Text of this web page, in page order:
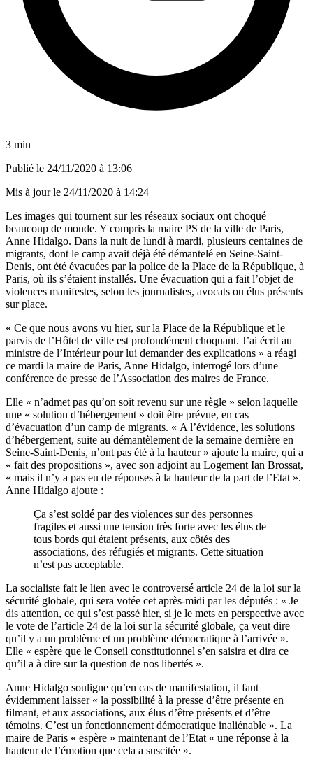
3 min
Publié le 24/11/2020 à 13:06
Mis à jour le 24/11/2020 à 14:24
Les images qui tournent sur les réseaux sociaux ont choqué
beaucoup de monde. Y compris la maire PS de la ville de Paris,
Anne Hidalgo. Dans la nuit de lundi à mardi, plusieurs centaines de
migrants, dont le camp avait déjà été démantelé en Seine-Saint-
Denis, ont été évacuées par la police de la Place de la République, à
Paris, où ils s’étaient installés. Une évacuation qui a fait l’objet de
violences manifestes, selon les journalistes, avocats ou élus présents
sur place.
« Ce que nous avons vu hier, sur la Place de la République et le
parvis de l’Hôtel de ville est profondément choquant. J’ai écrit au
ministre de l’Intérieur pour lui demander des explications » a réagi
ce mardi la maire de Paris, Anne Hidalgo, interrogé lors d’une
conférence de presse de l’Association des maires de France.
Elle « n’admet pas qu’on soit revenu sur une règle » selon laquelle
une « solution d’hébergement » doit être prévue, en cas
d’évacuation d’un camp de migrants. « A l’évidence, les solutions
d’hébergement, suite au démantèlement de la semaine dernière en
Seine-Saint-Denis, n’ont pas été à la hauteur » ajoute la maire, qui a
« fait des propositions », avec son adjoint au Logement Ian Brossat,
« mais il n’y a pas eu de réponses à la hauteur de la part de l’Etat ».
Anne Hidalgo ajoute :
Ça s’est soldé par des violences sur des personnes
fragiles et aussi une tension très forte avec les élus de
tous bords qui étaient présents, aux côtés des
associations, des réfugiés et migrants. Cette situation
n’est pas acceptable.
La socialiste fait le lien avec le controversé article 24 de la loi sur la
sécurité globale, qui sera votée cet après-midi par les députés : « Je
dis attention, ce qui s’est passé hier, si je le mets en perspective avec
le vote de l’article 24 de la loi sur la sécurité globale, ça veut dire
qu’il y a un problème et un problème démocratique à l’arrivée ».
Elle « espère que le Conseil constitutionnel s’en saisira et dira ce
qu’il a à dire sur la question de nos libertés ».
Anne Hidalgo souligne qu’en cas de manifestation, il faut
évidemment laisser « la possibilité à la presse d’être présente en
filmant, et aux associations, aux élus d’être présents et d’être
témoins. C’est un fonctionnement démocratique inaliénable ». La
maire de Paris « espère » maintenant de l’Etat « une réponse à la
hauteur de l’émotion que cela a suscitée ».